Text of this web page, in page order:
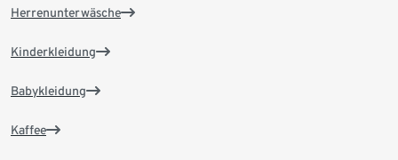
Herrenunterwäsche
Kinderkleidung
Babykleidung
Kaffee